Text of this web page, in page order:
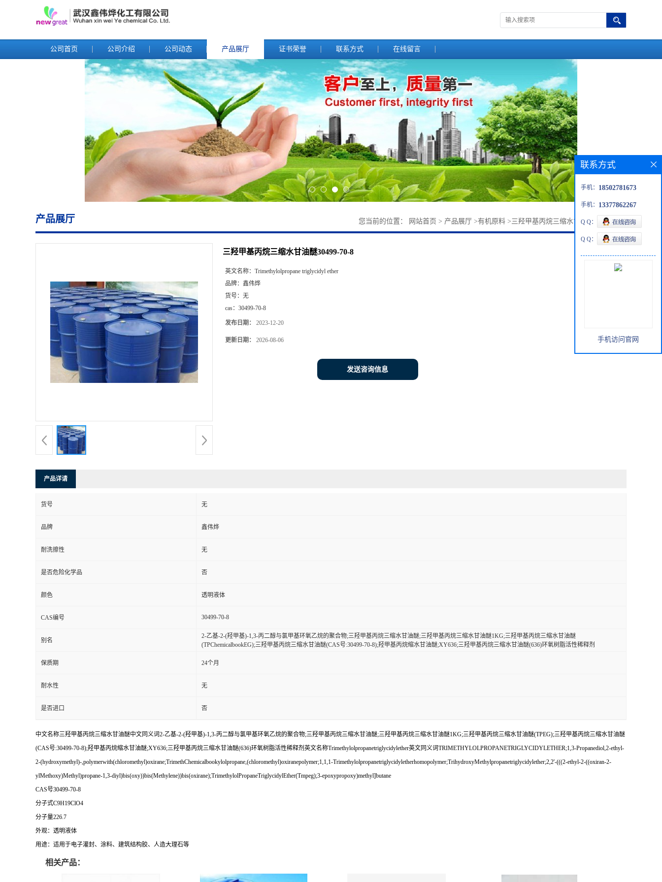
公司首页 公司介绍 公司动态 产品展厅 证书荣誉 联系方式 在线留言
产品展厅 您当前的位置： 网站首页 > 产品展厅 >有机原料 >三羟甲基丙烷三缩水甘油醚30499-70-8
三羟甲基丙烷三缩水甘油醚30499-70-8
英文名称： Trimethylolpropane triglycidyl ether
品牌： 鑫伟烨
货号： 无
cas： 30499-70-8
发布日期： 2023-12-20
更新日期： 2026-08-06
发送咨询信息
产品详请
货号 无
品牌 鑫伟烨
耐洗擦性 无
是否危险化学品 否
颜色 透明液体
CAS编号 30499-70-8
别名
2-乙基-2-(羟甲基)-1,3-丙二醇与氯甲基环氧乙烷的聚合物;三羟甲基丙烷三缩水甘油醚;三羟甲基丙烷三缩水甘油醚1KG;三羟甲基丙烷三缩水甘油醚
(TPChemicalbookEG);三羟甲基丙烷三缩水甘油醚(CAS号:30499-70-8);羟甲基丙烷缩水甘油醚;XY636;三羟甲基丙烷三缩水甘油醚(636)环氧树脂活性稀释剂
保质期 24个月
耐水性 无
是否进口 否
中文名称三羟甲基丙烷三缩水甘油醚中文同义词2-乙基-2-(羟甲基)-1,3-丙二醇与氯甲基环氧乙烷的聚合物;三羟甲基丙烷三缩水甘油醚;三羟甲基丙烷三缩水甘油醚1KG;三羟甲基丙烷三缩水甘油醚(TPEG);三羟甲基丙烷三缩水甘油醚
(CAS号:30499-70-8);羟甲基丙烷缩水甘油醚;XY636;三羟甲基丙烷三缩水甘油醚(636)环氧树脂活性稀释剂英文名称Trimethylolpropanetriglycidylether英文同义词TRIMETHYLOLPROPANETRIGLYCIDYLETHER;1,3-Propanediol,2-ethyl-
2-(hydroxymethyl)-,polymerwith(chloromethyl)oxirane;TrimethChemicalbookylolpropane,(chloromethyl)oxiranepolymer;1,1,1-Trimethylolpropanetriglycidyletherhomopolymer;TrihydroxyMethylpropanetriglycidylether;2,2'-(((2-ethyl-2-((oxiran-2-
ylMethoxy)Methyl)propane-1,3-diyl)bis(oxy))bis(Methylene))bis(oxirane);TrimethylolPropaneTriglycidylEther(Tmpeg);3-epoxypropoxy)methyl]butane
CAS号30499-70-8
分子式C9H19ClO4
分子量226.7
外观： 透明液体
用途： 适用于电子灌封、 涂料、 建筑结构胶、人造大理石等
相关产品：
联系方式
手机： 18502781673
手机： 13377862267
Q Q：
Q Q：
手机访问官网